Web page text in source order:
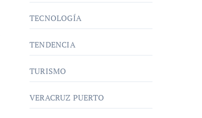
TECNOLOGÍA
TENDENCIA
TURISMO
VERACRUZ PUERTO